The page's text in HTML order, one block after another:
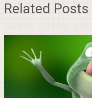
Related Posts